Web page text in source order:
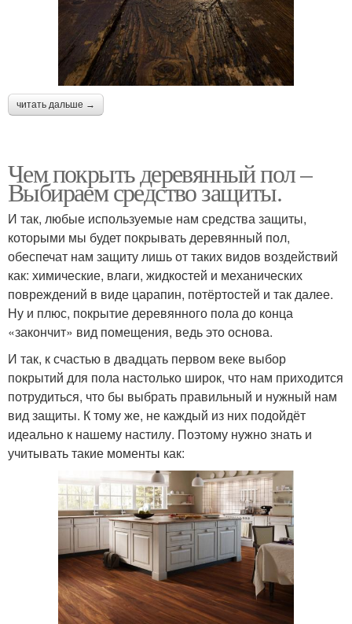
читать дальше →
Чем покрыть деревянный пол –
Выбираем средство защиты.
И так, любые используемые нам средства защиты,
которыми мы будет покрывать деревянный пол,
обеспечат нам защиту лишь от таких видов воздействий
как: химические, влаги, жидкостей и механических
повреждений в виде царапин, потёртостей и так далее.
Ну и плюс, покрытие деревянного пола до конца
«закончит» вид помещения, ведь это основа.
И так, к счастью в двадцать первом веке выбор
покрытий для пола настолько широк, что нам приходится
потрудиться, что бы выбрать правильный и нужный нам
вид защиты. К тому же, не каждый из них подойдёт
идеально к нашему настилу. Поэтому нужно знать и
учитывать такие моменты как: